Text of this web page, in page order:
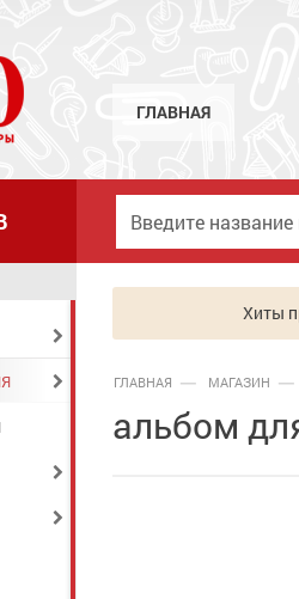
ГЛАВНАЯ
Хиты
ГЛАВНАЯ МАГАЗИН
альбом